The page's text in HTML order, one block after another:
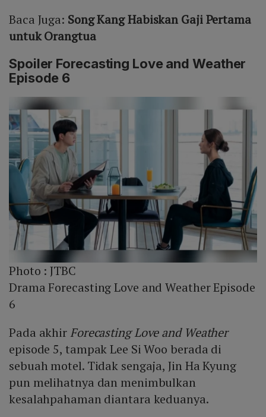
Baca Juga: Song Kang Habiskan Gaji Pertama
untuk Orangtua
Spoiler Forecasting Love and Weather
Episode 6
Photo :JTBC
Drama Forecasting Love and Weather Episode
6
Pada akhir Forecasting Love and Weather
episode 5, tampak Lee Si Woo berada di
sebuah motel. Tidak sengaja, Jin Ha Kyung
pun melihatnya dan menimbulkan
kesalahpahaman diantara keduanya.